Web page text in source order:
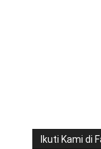
Ikuti Kami di